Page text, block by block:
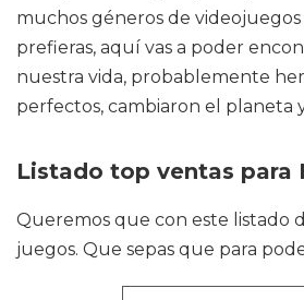
muchos géneros de
prefieras, aquí vas a poder
nuestra vida, probablemente
perfectos, cambiaron el planeta
Listado top ventas
Queremos que con este
juegos. Que sepas que para